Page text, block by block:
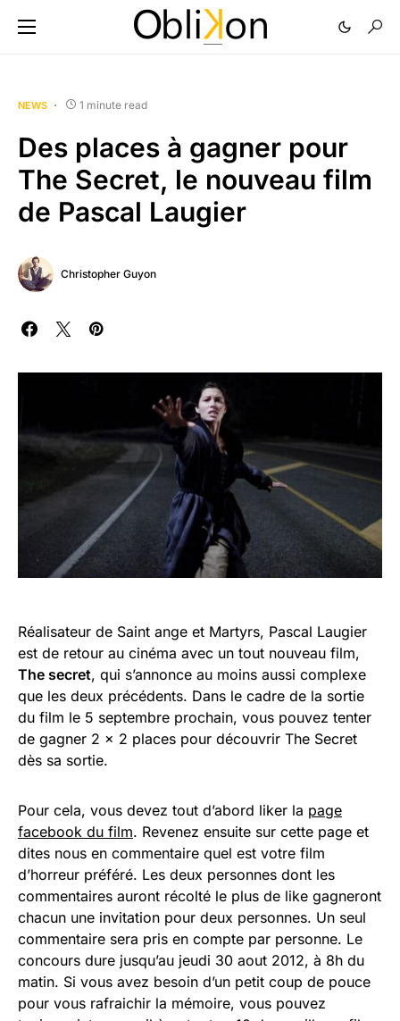
NEWS 1 minute read
Des places à gagner pour
The Secret, le nouveau film
de Pascal Laugier
Christopher Guyon
Réalisateur de Saint ange et Martyrs, Pascal Laugier
est de retour au cinéma avec un tout nouveau film,
The secret, qui s’annonce au moins aussi complexe
que les deux précédents. Dans le cadre de la sortie
du film le 5 septembre prochain, vous pouvez tenter
de gagner 2 x 2 places pour découvrir The Secret
dès sa sortie.
Pour cela, vous devez tout d’abord liker la page
facebook du film. Revenez ensuite sur cette page et
dites nous en commentaire quel est votre film
d’horreur préféré. Les deux personnes dont les
commentaires auront récolté le plus de like gagneront
chacun une invitation pour deux personnes. Un seul
commentaire sera pris en compte par personne. Le
concours dure jusqu’au jeudi 30 aout 2012, à 8h du
matin. Si vous avez besoin d’un petit coup de pouce
pour vous rafraichir la mémoire, vous pouvez